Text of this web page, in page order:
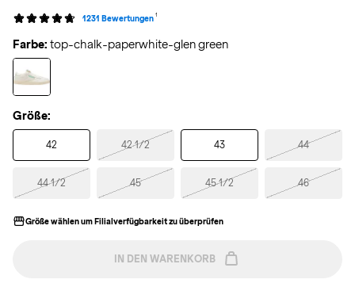
1231 Bewertungen 1
Farbe: top-chalk-paperwhite-glen green
Größe:
42 42 1/2 43 44
44 1/2 45 45 1/2 46
Größe wählen um Filialverfügbarkeit zu überprüfen
IN DEN WARENKORB